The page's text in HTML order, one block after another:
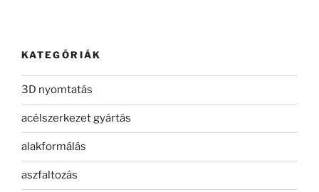
KATEGÓRIÁK
3D nyomtatás
acélszerkezet gyártás
alakformálás
aszfaltozás